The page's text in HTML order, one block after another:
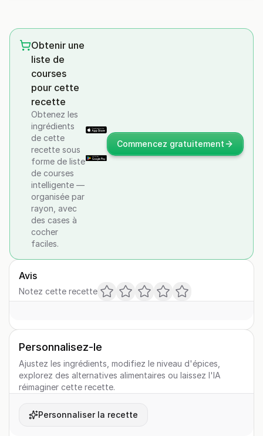
Obtenir une
liste de
courses
pour cette
recette
Obtenez les
ingrédients
de cette
recette sous
forme de liste
de courses
intelligente —
organisée par
rayon, avec
des cases à
cocher
faciles.
Commencez gratuitement
Avis
Notez cette recette
Personnalisez-le
Ajustez les ingrédients, modifiez le niveau d'épices,
explorez des alternatives alimentaires ou laissez l'IA
réimaginer cette recette.
Personnaliser la recette